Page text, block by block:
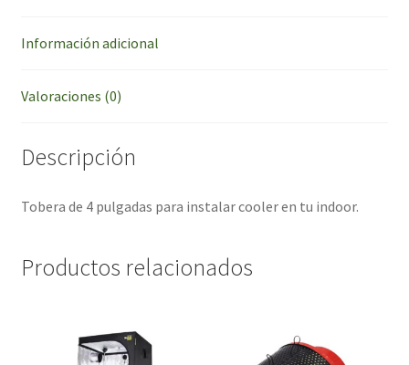
Información adicional
Valoraciones (0)
Descripción
Tobera de 4 pulgadas para instalar cooler en tu indoor.
Productos relacionados